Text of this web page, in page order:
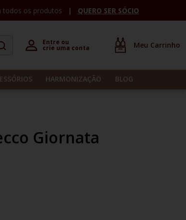
todos os produtos QUERO SER SÓCIO
Entre ou
crie uma conta
HARMONIZAÇÃO BLOG
Giornata